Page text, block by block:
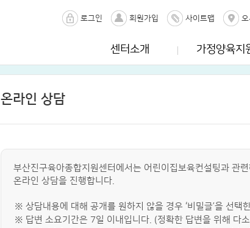
로그인 회원가입 사이트맵 오
센터소개 가정양육지
온라인 상담
부산진구육아종합지원센터에서는 어린이집보육컨설팅과 관
온라인 상담을 진행합니다.
※ 상담내용에 대해 공개를 원하지 않을 경우 ‘비밀글’을 선택
※ 답변 소요기간은 7일 이내입니다. (정확한 답변을 위해 다